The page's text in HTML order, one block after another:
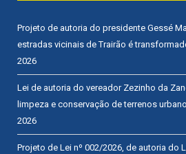
Projeto de autoria do presidente Gessé
estradas vicinais de Trairão é
2026
Lei de autoria do vereador Zezinho da
limpeza e conservação de terrenos
2026
Projeto de Lei nº 002/2026, de autoria do